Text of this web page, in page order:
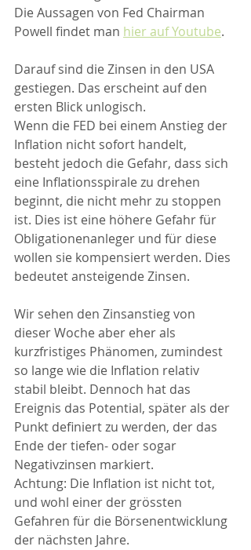
Die Aussagen von Fed Chairman
Powell findet man hier auf Youtube.
Darauf sind die Zinsen in den USA
gestiegen. Das erscheint auf den
ersten Blick unlogisch.
Wenn die FED bei einem Anstieg der
Inflation nicht sofort handelt,
besteht jedoch die Gefahr, dass sich
eine Inflationsspirale zu drehen
beginnt, die nicht mehr zu stoppen
ist. Dies ist eine höhere Gefahr für
Obligationenanleger und für diese
wollen sie kompensiert werden. Dies
bedeutet ansteigende Zinsen.
Wir sehen den Zinsanstieg von
dieser Woche aber eher als
kurzfristiges Phänomen, zumindest
so lange wie die Inflation relativ
stabil bleibt. Dennoch hat das
Ereignis das Potential, später als der
Punkt definiert zu werden, der das
Ende der tiefen- oder sogar
Negativzinsen markiert.
Achtung: Die Inflation ist nicht tot,
und wohl einer der grössten
Gefahren für die Börsenentwicklung
der nächsten Jahre.